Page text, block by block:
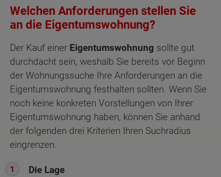
Welchen Anforderungen stellen Sie
an die Eigentumswohnung?
Der Kauf einer Eigentumswohnung sollte gut
durchdacht sein, weshalb Sie bereits vor Beginn
der Wohnungssuche Ihre Anforderungen an die
Eigentumswohnung festhalten sollten. Wenn Sie
noch keine konkreten Vorstellungen von Ihrer
Eigentumswohnung haben, können Sie anhand
der folgenden drei Kriterien Ihren Suchradius
eingrenzen.
Die Lage